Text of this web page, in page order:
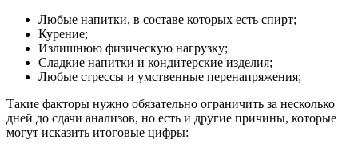
Любые напитки, в составе которых есть спирт;
Курение;
Излишнюю физическую нагрузку;
Сладкие напитки и кондитерские изделия;
Любые стрессы и умственные перенапряжения;
Такие факторы нужно обязательно ограничить за несколько
дней до сдачи анализов, но есть и другие причины, которые
могут исказить итоговые цифры: